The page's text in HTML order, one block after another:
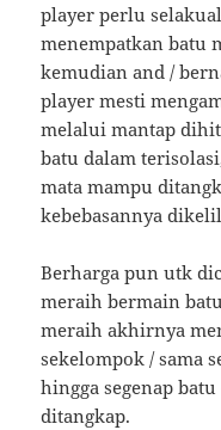
player perlu
menempatkan batu
kemudian and /
player mesti
melalui mantap
batu dalam
mata mampu
kebebasannya
Berharga pun utk
meraih bermain
meraih akhirnya
sekelompok / sama
hingga segenap
ditangkap.